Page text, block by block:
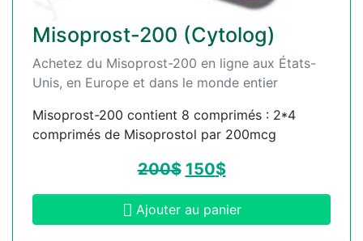
Misoprost-200 (Cytolog)
Achetez du Misoprost-200 en ligne aux États-
Unis, en Europe et dans le monde entier
Misoprost-200 contient 8 comprimés : 2*4
comprimés de Misoprostol par 200mcg
200$ 150$
Ajouter au panier